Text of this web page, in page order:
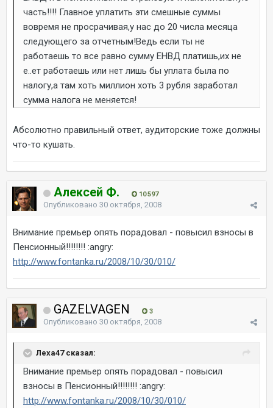
часть!!!! Главное уплатить эти смешные суммы
вовремя не просрачивая,у нас до 20 числа месяца
следующего за отчетным!Ведь если ты не
работаешь то все равно сумму ЕНВД платишь,их не
е..ет работаешь или нет лишь бы уплата была по
налогу,а там хоть миллион хоть 3 рубля заработал
сумма налога не меняется!
Абсолютно правильный ответ, аудиторские тоже должны
что-то кушать.
Алексей Ф. 10 597
Опубликовано 30 октября, 2008
Внимание премьер опять порадовал - повысил взносы в
Пенсионный!!!!!!!! :angry:
http://www.fontanka.ru/2008/10/30/010/
GAZELVAGEN 3
Опубликовано 30 октября, 2008
Леха47 сказал:
Внимание премьер опять порадовал - повысил
взносы в Пенсионный!!!!!!!! :angry:
http://www.fontanka.ru/2008/10/30/010/